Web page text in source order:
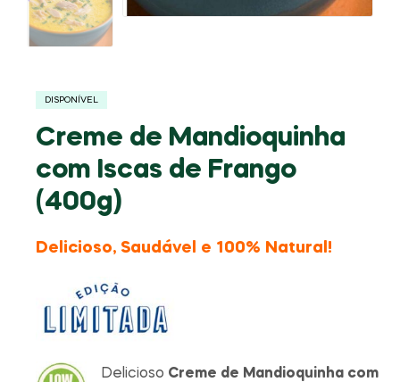
DISPONÍVEL
Creme de Mandioquinha
com Iscas de Frango
(400g)
Delicioso, Saudável e 100% Natural!
Delicioso Creme de Mandioquinha com